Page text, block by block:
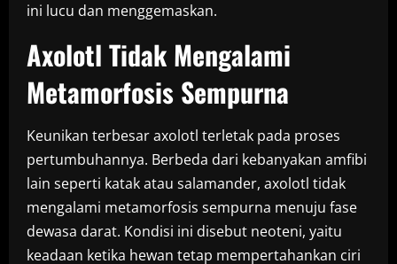
ini lucu dan menggemaskan.
Axolotl Tidak Mengalami
Metamorfosis Sempurna
Keunikan terbesar axolotl terletak pada proses
pertumbuhannya. Berbeda dari kebanyakan amfibi
lain seperti katak atau salamander, axolotl tidak
mengalami metamorfosis sempurna menuju fase
dewasa darat. Kondisi ini disebut neoteni, yaitu
keadaan ketika hewan tetap mempertahankan ciri